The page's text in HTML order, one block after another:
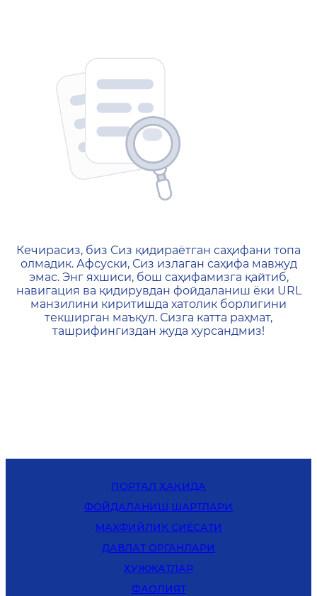
404 — Страница не
Кечирасиз, биз Сиз қидираётган саҳифани топа
олмадик. Афсуски, Сиз излаган саҳифа мавжуд
эмас. Энг яхшиси, бош саҳифамизга қайтиб,
навигация ва қидирувдан фойдаланиш ёки URL
манзилини киритишда хатолик борлигини
текширган маъқул. Сизга катта раҳмат,
ташрифингиздан жуда хурсандмиз!
ПОРТАЛ ҲАҚИДА
ФОЙДАЛАНИШ ШАРТЛАРИ
MАХФИЙЛИК СИЁСАТИ
ДАВЛАТ ОРГАНЛАРИ
ҲУЖЖАТЛАР
ФАОЛИЯТ